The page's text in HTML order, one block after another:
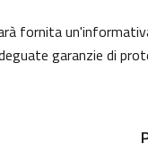
fornita
garanzie di